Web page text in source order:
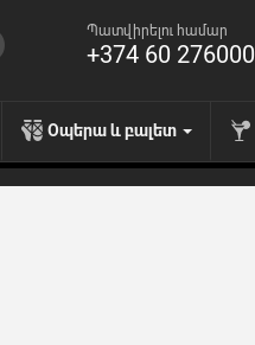
Պատվիրելու համար
+374 60 276000
Օպերա և բալետ